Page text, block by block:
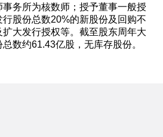
务所为核数师；授予董事一般授
股份总数20%的新股份及回购不
大发行授权等。截至股东周年大
数约61.43亿股，无库存股份。